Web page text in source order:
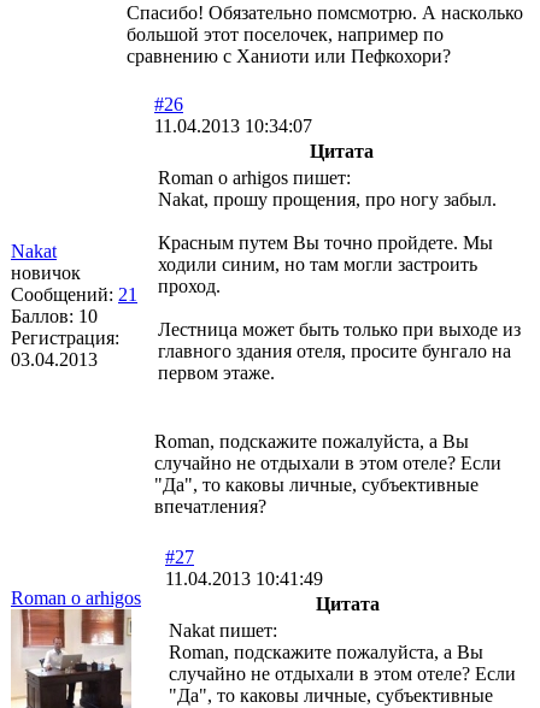
Спасибо! Обязательно помсмотрю. А насколько
большой этот поселочек, например по
сравнению с Ханиоти или Пефкохори?
Nakat
новичок
Сообщений: 21
Баллов: 10
Регистрация:
03.04.2013
#26
11.04.2013 10:34:07
Цитата
Roman o arhigos пишет:
Nakat, прошу прощения, про ногу забыл.
Красным путем Вы точно пройдете. Мы
ходили синим, но там могли застроить
проход.
Лестница может быть только при выходе из
главного здания отеля, просите бунгало на
первом этаже.
Roman, подскажите пожалуйста, а Вы
случайно не отдыхали в этом отеле? Если
"Да", то каковы личные, субъективные
впечатления?
Roman o arhigos
#27
11.04.2013 10:41:49
Цитата
Nakat пишет:
Roman, подскажите пожалуйста, а Вы
случайно не отдыхали в этом отеле? Если
"Да", то каковы личные, субъективные